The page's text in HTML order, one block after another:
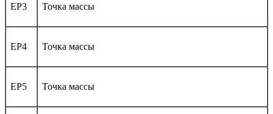
EP3 Точка массы
EP4 Точка массы
EP5 Точка массы